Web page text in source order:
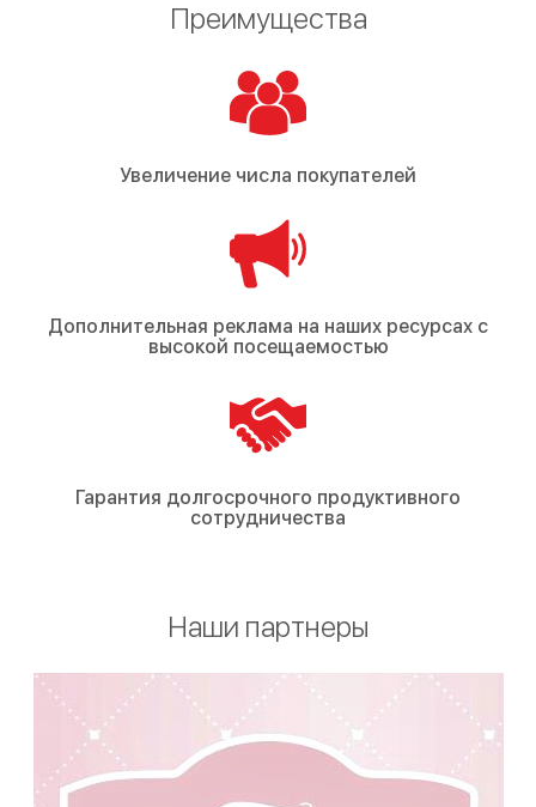
Преимущества
Увеличение числа покупателей
Дополнительная реклама на наших ресурсах с
высокой посещаемостью
Гарантия долгосрочного продуктивного
сотрудничества
Наши партнеры